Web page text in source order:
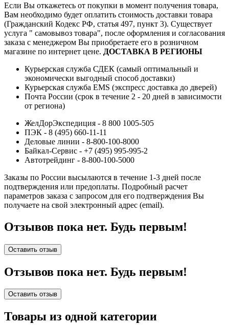
Если Вы откажетесь от покупки в момент получения товара,
Вам необходимо будет оплатить стоимость доставки товара
(Гражданский Кодекс РФ, статья 497, пункт 3). Существует
услуга " самовывоз товара", после оформления и согласования
заказа с менеджером Вы приобретаете его в розничном
магазине по интернет цене. ДОСТАВКА В РЕГИОНЫ
Курьерская служба СДЕК (самый оптимальный и
экономически выгодный способ доставки)
Курьерская служба EMS (экспресс доставка до дверей)
Почта России (срок в течение 2 - 20 дней в зависимости
от региона)
ЖелДорЭкспедиция - 8 800 1005-505
ПЭК - 8 (495) 660-11-11
Деловые линии - 8-800-100-8000
Байкал-Сервис - +7 (495) 995-995-2
Автотрейдинг - 8-800-100-5000
Заказы по России высылаются в течение 1-3 дней после
подтверждения или предоплаты. Подробный расчет
параметров заказа с запросом для его подтверждения Вы
получаете на свой электронный адрес (email).
Отзывов пока нет. Будь первым!
Оставить отзыв
Отзывов пока нет. Будь первым!
Оставить отзыв
Товары из одной категории